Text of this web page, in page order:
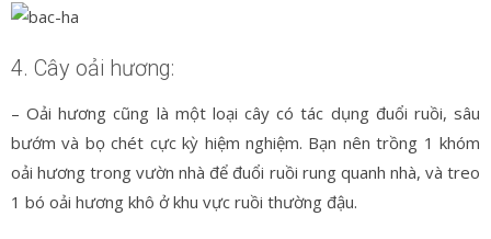
4. Cây oải hương:
– Oải hương cũng là một loại cây có tác dụng đuổi ruồi, sâu
bướm và bọ chét cực kỳ hiệm nghiệm. Bạn nên trồng 1 khóm
oải hương trong vườn nhà để đuổi ruồi rung quanh nhà, và treo
1 bó oải hương khô ở khu vực ruồi thường đậu.